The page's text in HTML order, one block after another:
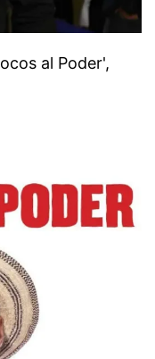
al Poder',